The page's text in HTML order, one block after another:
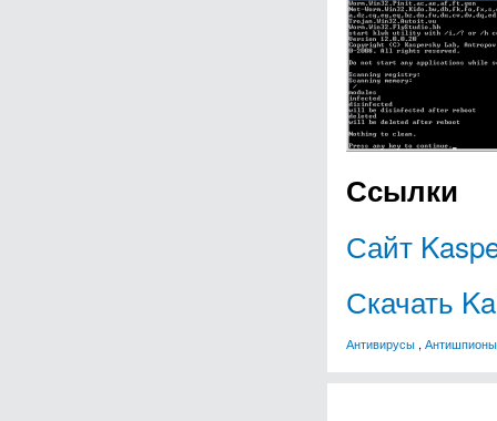
Ссылки
Сайт
Скачать
Антивирусы , Антишпионы